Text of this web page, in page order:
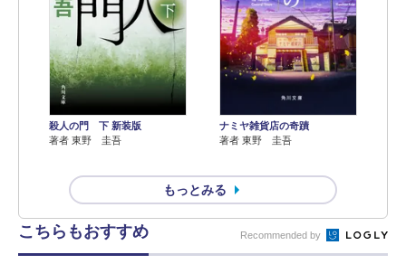
殺人の門 下 新装版
著者 東野 圭吾
ナミヤ雑貨店の奇蹟
著者 東野 圭吾
もっとみる
こちらもおすすめ Recommended by